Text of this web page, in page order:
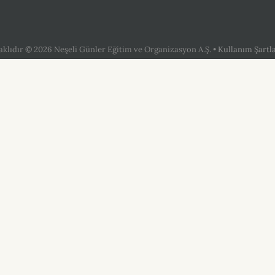
© 2026 Neşeli Günler Eğitim ve Organizasyon A.Ş. • Kullanım